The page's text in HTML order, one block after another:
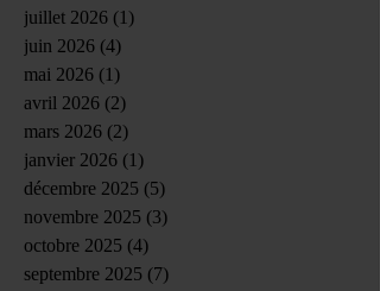
juillet 2026 (1)
juin 2026 (4)
mai 2026 (1)
avril 2026 (2)
mars 2026 (2)
janvier 2026 (1)
décembre 2025 (5)
novembre 2025 (3)
octobre 2025 (4)
septembre 2025 (7)